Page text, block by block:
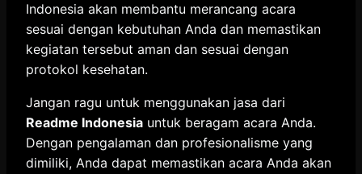
Indonesia akan membantu merancang acara
sesuai dengan kebutuhan Anda dan memastikan
kegiatan tersebut aman dan sesuai dengan
protokol kesehatan.
Jangan ragu untuk menggunakan jasa dari
Readme Indonesia untuk beragam acara Anda.
Dengan pengalaman dan profesionalisme yang
dimiliki, Anda dapat memastikan acara Anda akan